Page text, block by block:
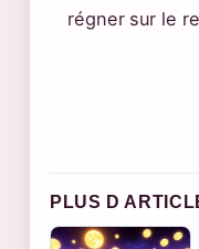
régner sur le
PLUS D